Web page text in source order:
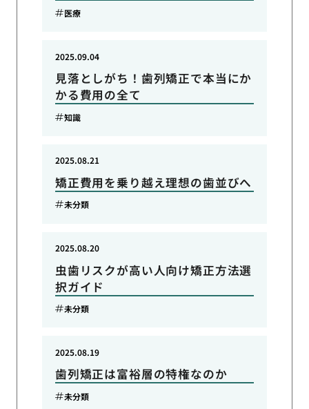
医療
見落としがち！歯列矯正で本当にか
かる費用の全て
2025.09.04
知識
矯正費用を乗り越え理想の歯並びへ
2025.08.21
未分類
虫歯リスクが高い人向け矯正方法選
択ガイド
2025.08.20
未分類
歯列矯正は富裕層の特権なのか
2025.08.19
未分類